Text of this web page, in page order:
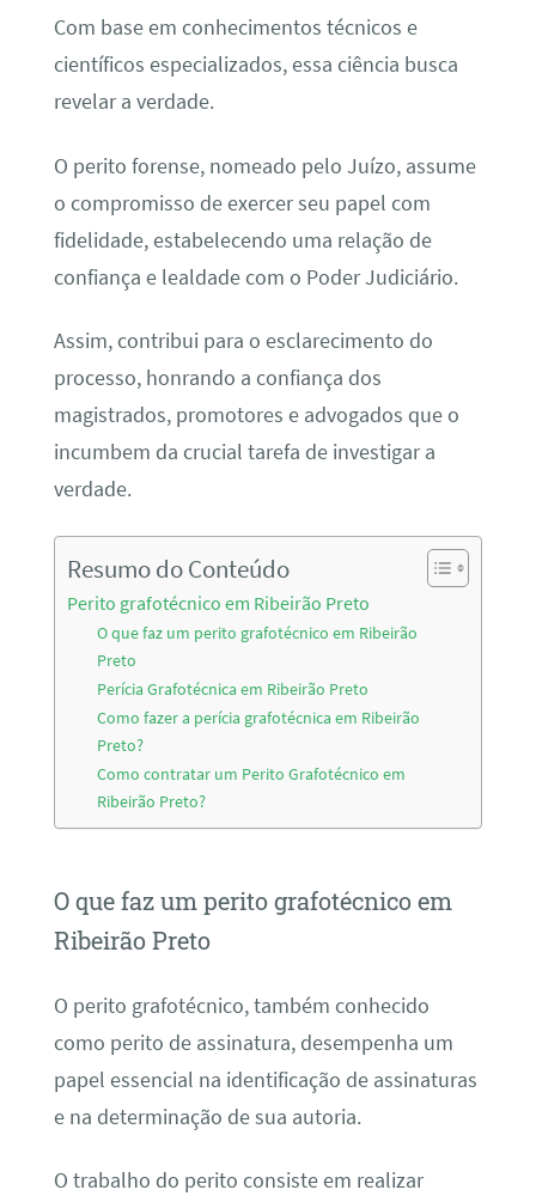
Com base em conhecimentos técnicos e
científicos especializados, essa ciência busca
revelar a verdade.
O perito forense, nomeado pelo Juízo, assume
o compromisso de exercer seu papel com
fidelidade, estabelecendo uma relação de
confiança e lealdade com o Poder Judiciário.
Assim, contribui para o esclarecimento do
processo, honrando a confiança dos
magistrados, promotores e advogados que o
incumbem da crucial tarefa de investigar a
verdade.
Resumo do Conteúdo
Perito grafotécnico em Ribeirão Preto
O que faz um perito grafotécnico em Ribeirão
Preto
Perícia Grafotécnica em Ribeirão Preto
Como fazer a perícia grafotécnica em Ribeirão
Preto?
Como contratar um Perito Grafotécnico em
Ribeirão Preto?
O que faz um perito grafotécnico em
Ribeirão Preto
O perito grafotécnico, também conhecido
como perito de assinatura, desempenha um
papel essencial na identificação de assinaturas
e na determinação de sua autoria.
O trabalho do perito consiste em realizar